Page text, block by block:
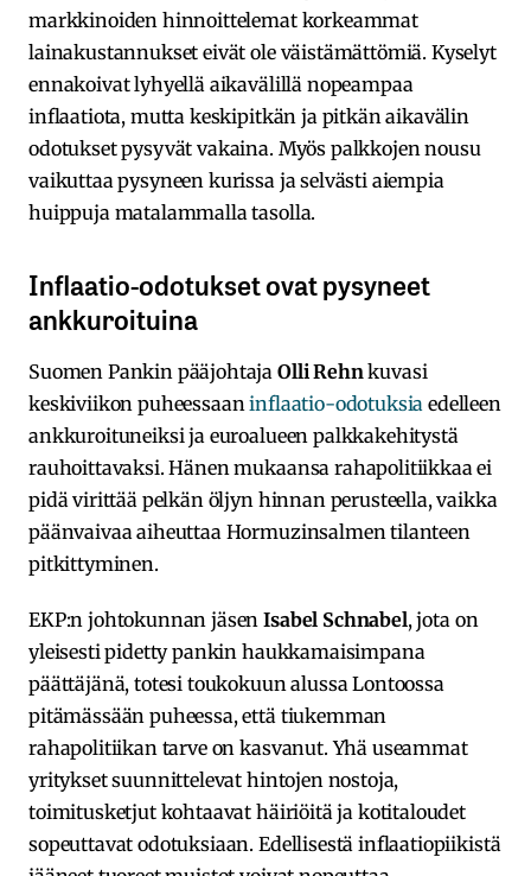
markkinoiden hinnoittelemat korkeammat
lainakustannukset eivät ole väistämättömiä. Kyselyt
ennakoivat lyhyellä aikavälillä nopeampaa
inflaatiota, mutta keskipitkän ja pitkän aikavälin
odotukset pysyvät vakaina. Myös palkkojen nousu
vaikuttaa pysyneen kurissa ja selvästi aiempia
huippuja matalammalla tasolla.
Inflaatio-odotukset ovat pysyneet
ankkuroituina
Suomen Pankin pääjohtaja Olli Rehn kuvasi
keskiviikon puheessaaninflaatio-odotuksia edelleen
ankkuroituneiksi ja euroalueen palkkakehitystä
rauhoittavaksi. Hänen mukaansa rahapolitiikkaa ei
pidä virittää pelkän öljyn hinnan perusteella, vaikka
päänvaivaa aiheuttaa Hormuzinsalmen tilanteen
pitkittyminen.
EKP:n johtokunnan jäsenIsabel Schnabel, jota on
yleisesti pidetty pankin haukkamaisimpana
päättäjänä, totesi toukokuun alussa Lontoossa
pitämässään puheessa, että tiukemman
rahapolitiikan tarve on kasvanut. Yhä useammat
yritykset suunnittelevat hintojen nostoja,
toimitusketjut kohtaavat häiriöitä ja kotitaloudet
sopeuttavat odotuksiaan. Edellisestä inflaatiopiikistä